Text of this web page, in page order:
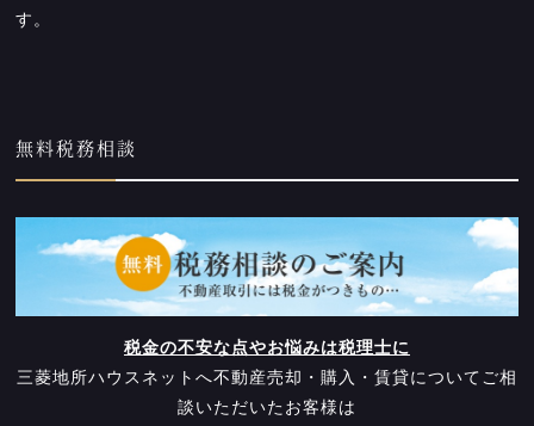
す。
無料税務相談
税金の不安な点やお悩みは税理士に
三菱地所ハウスネットへ不動産売却・購入・賃貸についてご相
談いただいたお客様は